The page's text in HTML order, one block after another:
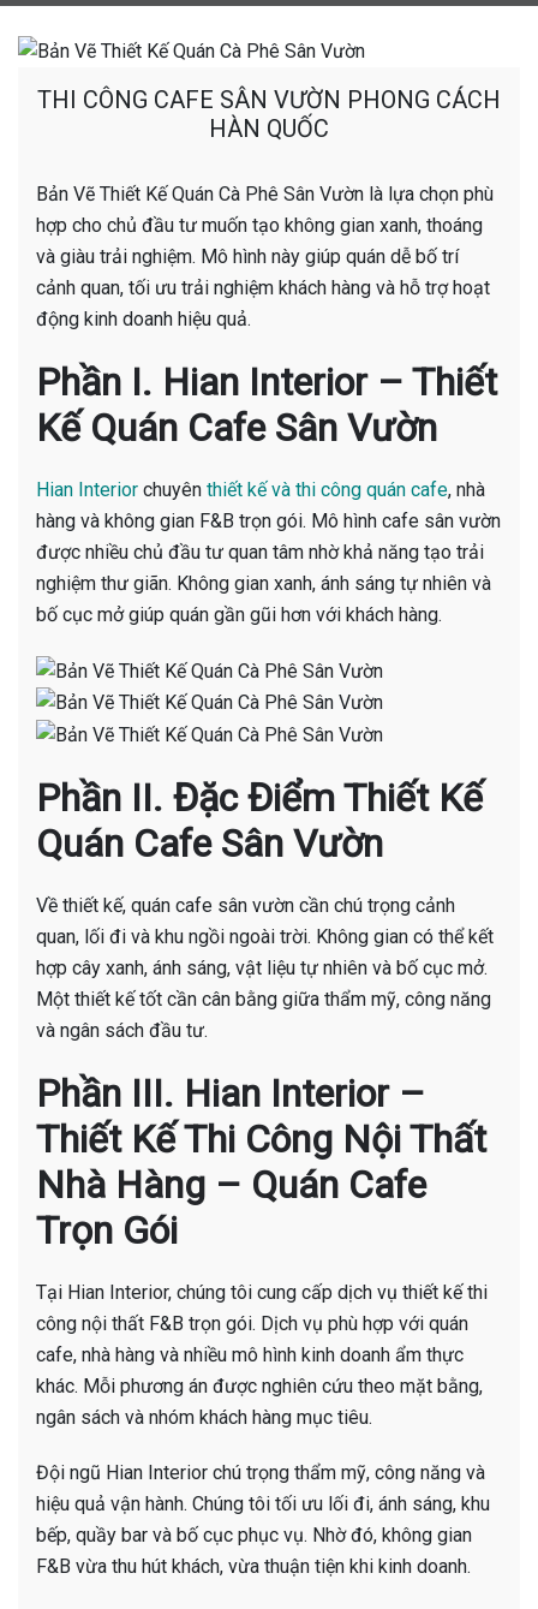
THI CÔNG CAFE SÂN VƯỜN PHONG CÁCH
HÀN QUỐC
Bản Vẽ Thiết Kế Quán Cà Phê Sân Vườn là lựa chọn phù
hợp cho chủ đầu tư muốn tạo không gian xanh, thoáng
và giàu trải nghiệm. Mô hình này giúp quán dễ bố trí
cảnh quan, tối ưu trải nghiệm khách hàng và hỗ trợ hoạt
động kinh doanh hiệu quả.
Phần I. Hian Interior – Thiết
Kế Quán Cafe Sân Vườn
Hian Interior chuyên thiết kế và thi công quán cafe, nhà
hàng và không gian F&B trọn gói. Mô hình cafe sân vườn
được nhiều chủ đầu tư quan tâm nhờ khả năng tạo trải
nghiệm thư giãn. Không gian xanh, ánh sáng tự nhiên và
bố cục mở giúp quán gần gũi hơn với khách hàng.
Phần II. Đặc Điểm Thiết Kế
Quán Cafe Sân Vườn
Về thiết kế, quán cafe sân vườn cần chú trọng cảnh
quan, lối đi và khu ngồi ngoài trời. Không gian có thể kết
hợp cây xanh, ánh sáng, vật liệu tự nhiên và bố cục mở.
Một thiết kế tốt cần cân bằng giữa thẩm mỹ, công năng
và ngân sách đầu tư.
Phần III. Hian Interior –
Thiết Kế Thi Công Nội Thất
Nhà Hàng – Quán Cafe
Trọn Gói
Tại Hian Interior, chúng tôi cung cấp dịch vụ thiết kế thi
công nội thất F&B trọn gói. Dịch vụ phù hợp với quán
cafe, nhà hàng và nhiều mô hình kinh doanh ẩm thực
khác. Mỗi phương án được nghiên cứu theo mặt bằng,
ngân sách và nhóm khách hàng mục tiêu.
Đội ngũ Hian Interior chú trọng thẩm mỹ, công năng và
hiệu quả vận hành. Chúng tôi tối ưu lối đi, ánh sáng, khu
bếp, quầy bar và bố cục phục vụ. Nhờ đó, không gian
F&B vừa thu hút khách, vừa thuận tiện khi kinh doanh.